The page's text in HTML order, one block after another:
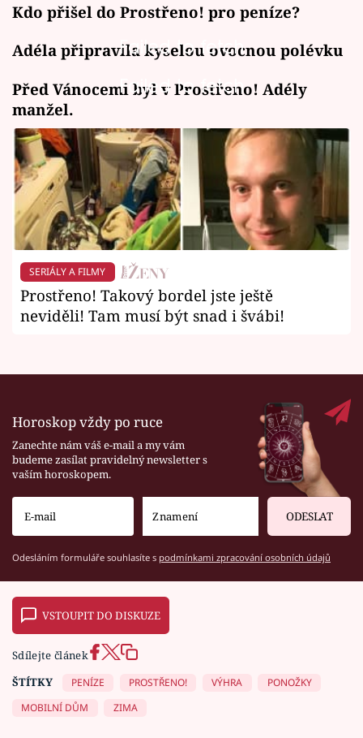
Kdo přišel do Prostřeno! pro peníze?
Failed to fetch
Adéla připravila kyselou ovocnou polévku
Failed to fetch
Před Vánocemi byl v Prostřeno! Adély
manžel.
SERIÁLY A FILMY
Prostřeno! Takový bordel jste ještě
neviděli! Tam musí být snad i švábi!
Horoskop vždy po ruce
Zanechte nám váš e-mail a my vám
budeme zasílat pravidelný newsletter s
vaším horoskopem.
ODESLAT
Odesláním formuláře souhlasíte s podmínkami zpracování osobních údajů
VSTOUPIT DO DISKUZE
Sdílejte článek
ŠTÍTKY
PENÍZE PROSTŘENO! VÝHRA
PONOŽKY
MOBILNÍ DŮM
ZIMA